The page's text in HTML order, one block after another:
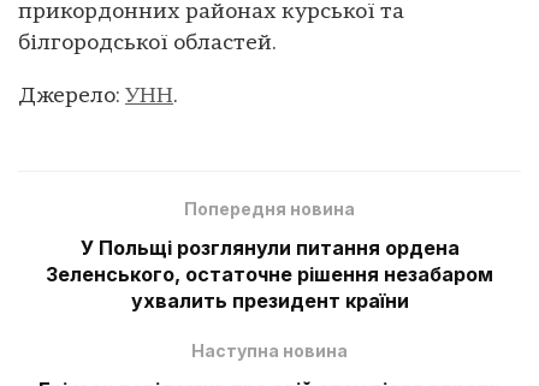
прикордонних районах курської та
білгородської областей.
Джерело: УНН.
Попередня новина
У Польщі розглянули питання ордена
Зеленського, остаточне рішення незабаром
ухвалить президент країни
Наступна новина